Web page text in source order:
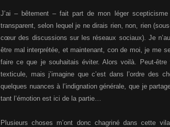
J’ai – bêtement – fait part de mon léger
transparent, selon lequel je ne dirais rien, non, rien
cœur des discussions sur les réseaux sociaux). Je
être mal interprétée, et maintenant, con de moi, je me
faire ce que je souhaitais éviter. Alors voilà. Peut-
texticule, mais j’imagine que c’est dans l’ordre des
quelques nuances à l’indignation générale, que je
tant l’émotion est ici de la partie…
Plusieurs choses m’ont donc chagriné dans cette